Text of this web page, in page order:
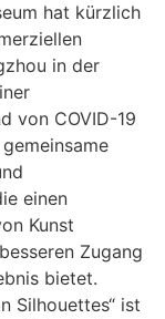
hat kürzlich
in der
von COVID-19
einen
Kunst
Zugang
bietet.
Silhouettes“ ist